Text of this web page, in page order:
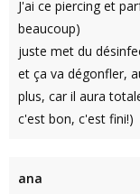
J'ai ce piercing et
beaucoup)
juste met du
et ça va dégonfler,
plus, car il aura
c'est bon, c'est fini!)
ana